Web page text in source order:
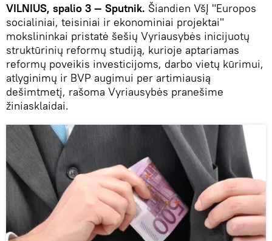
VILNIUS, spalio 3 — Sputnik. Šiandien VšĮ "Europos
socialiniai, teisiniai ir ekonominiai projektai"
mokslininkai pristatė šešių Vyriausybės inicijuotų
struktūrinių reformų studiją, kurioje aptariamas
reformų poveikis investicijoms, darbo vietų kūrimui,
atlyginimų ir BVP augimui per artimiausią
dešimtmetį, rašoma Vyriausybės pranešime
žiniasklaidai.